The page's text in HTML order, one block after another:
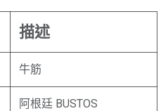
描述
牛筋
阿根廷 BUSTOS